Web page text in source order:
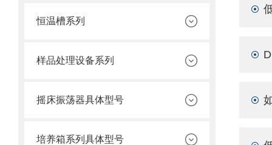
恒温槽系列
样品处理设备系列
摇床振荡器具体型号
培养箱系列具体型号